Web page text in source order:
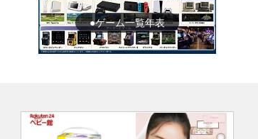
●ゲーム一覧年表